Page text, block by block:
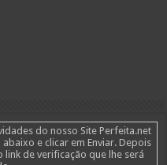
do nosso Site Perfeita.net
e clicar em Enviar. Depois
link de verificação que lhe será